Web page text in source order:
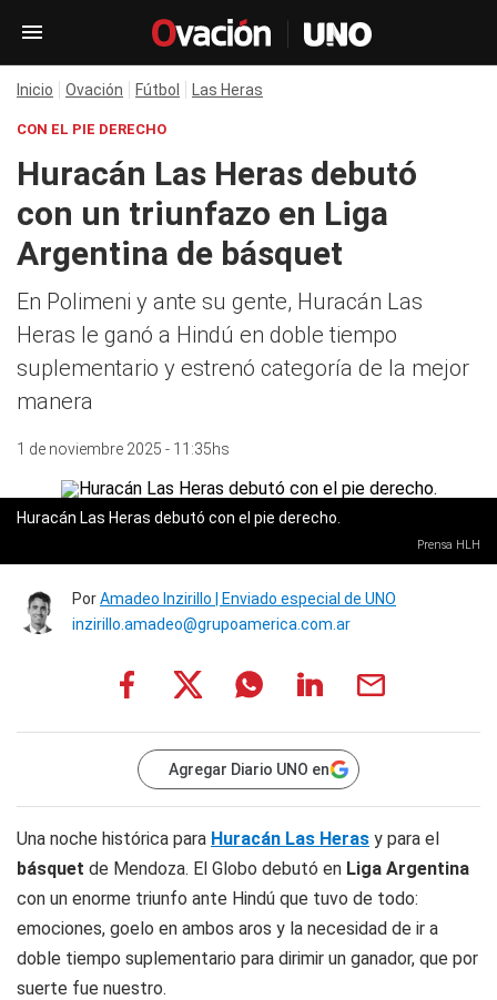
Inicio Ovación Fútbol Las Heras
CON EL PIE DERECHO
Huracán Las Heras debutó
con un triunfazo en Liga
Argentina de básquet
En Polimeni y ante su gente, Huracán Las
Heras le ganó a Hindú en doble tiempo
suplementario y estrenó categoría de la mejor
manera
1 de noviembre 2025 - 11:35hs
Huracán Las Heras debutó con el pie derecho.
Prensa HLH
PorAmadeo Inzirillo | Enviado especial de UNO
inzirillo.amadeo@grupoamerica.com.ar
Agregar Diario UNO en
Una noche histórica para Huracán Las Heras y para el
básquet de Mendoza. El Globo debutó en Liga Argentina
con un enorme triunfo ante Hindú que tuvo de todo:
emociones, goelo en ambos aros y la necesidad de ir a
doble tiempo suplementario para dirimir un ganador, que por
suerte fue nuestro.